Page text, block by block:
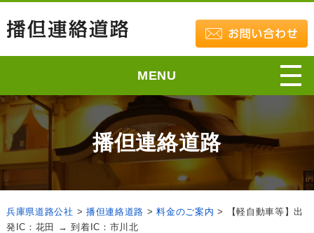
MENU
播但連絡道路
兵庫県道路公社 > 播但連絡道路 >料金のご案内 >
【軽自動車等】出
発IC：花田 → 到着IC：市川北